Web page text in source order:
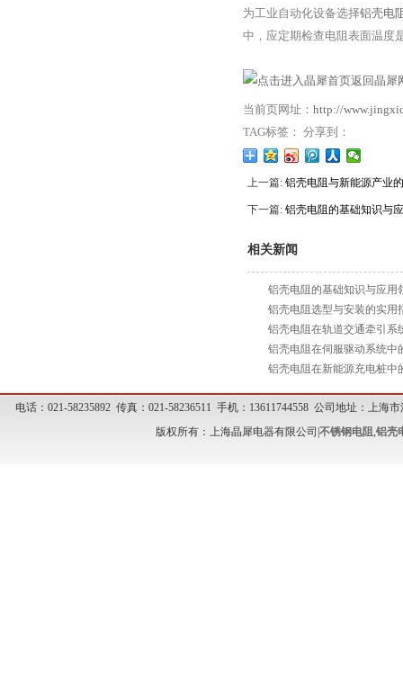
为工业自动化设备选择铝壳电
中，应定期检查电阻表面温度
返回晶犀
当前页网址： http://
TAG标签： 分享到：
上一篇: 铝壳电阻与新能源产业
下一篇: 铝壳电阻的基础知识与
相关新闻
铝壳电阻的基础知识与应用
铝壳电阻选型与安装的实用
铝壳电阻在轨道交通牵引系
铝壳电阻在伺服驱动系统中
铝壳电阻在新能源充电桩中
电话：021-58235892 传真：021-58236511 手机：13611744558 公司地址：上
版权所有：上海晶犀电器有限公司| 不锈钢电阻,铝壳